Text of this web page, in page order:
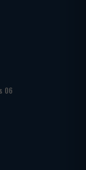
06